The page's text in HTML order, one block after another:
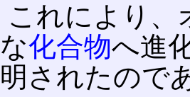
これにより、
な化合物へ進
明されたので